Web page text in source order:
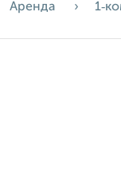
Аренда